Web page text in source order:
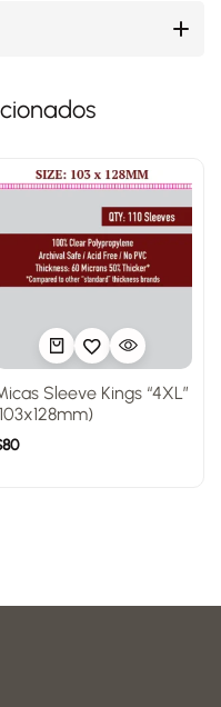
Sleeve Kings “4XL”
80